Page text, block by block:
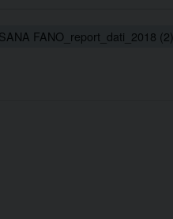
FANO_report_dati_2018 (2)